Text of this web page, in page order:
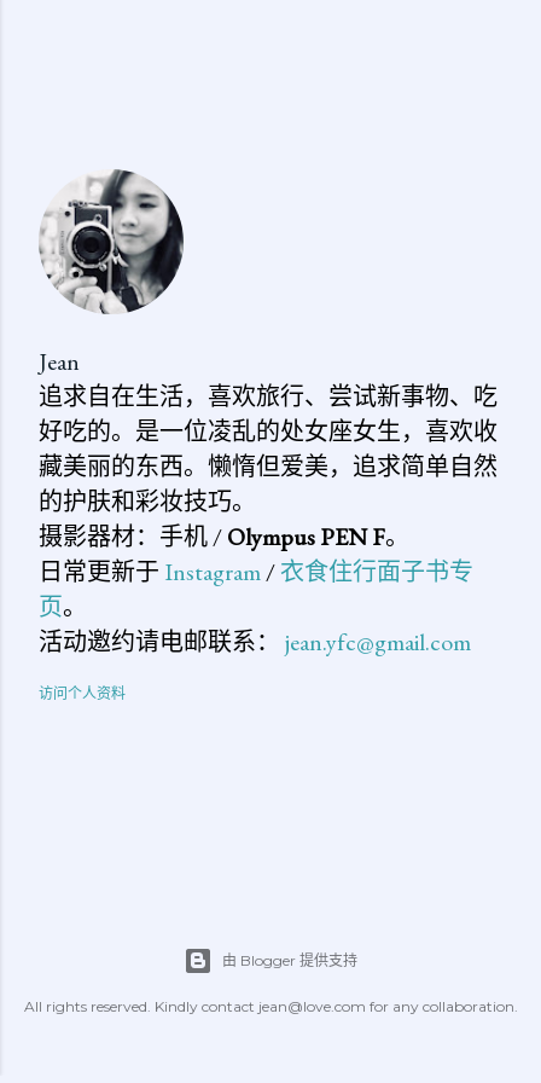
Jean
追求自在生活，喜欢旅行、尝试新事物、吃
好吃的。是一位凌乱的处女座女生，喜欢收
藏美丽的东西。懒惰但爱美，追求简单自然
的护肤和彩妆技巧。
摄影器材：手机 /Olympus PEN F。
日常更新于 Instagram/衣食住行面子书专
页。
活动邀约请电邮联系： jean.yfc@gmail.com
访问个人资料
由 Blogger 提供支持
All rights reserved. Kindly contact jean@love.com for any collaboration.